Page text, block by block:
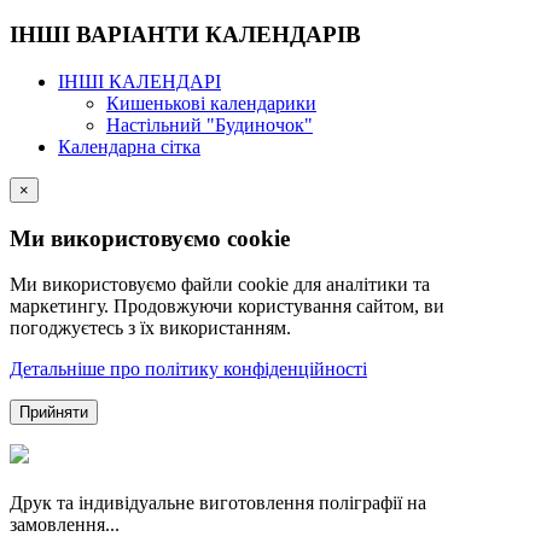
ІНШІ ВАРІАНТИ КАЛЕНДАРІВ
ІНШІ КАЛЕНДАРІ
Кишенькові календарики
Настільний "Будиночок"
Календарна сітка
×
Ми використовуємо cookie
Ми використовуємо файли cookie для аналітики та
маркетингу. Продовжуючи користування сайтом, ви
погоджуєтесь з їх використанням.
Детальніше про політику конфіденційності
Прийняти
Друк та індивідуальне виготовлення поліграфії на
замовлення...